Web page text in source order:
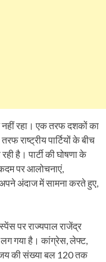
नहीं रहा। एक तरफ दशकों का
राष्ट्रीय पार्टियों के बीच
है। पार्टी की घोषणा के
पर आलोचनाएं,
अंदाज में सामना करते हुए,
पर राज्यपाल राजेंद्र
गया है। कांग्रेस, लेफ्ट,
की संख्या बल 120 तक